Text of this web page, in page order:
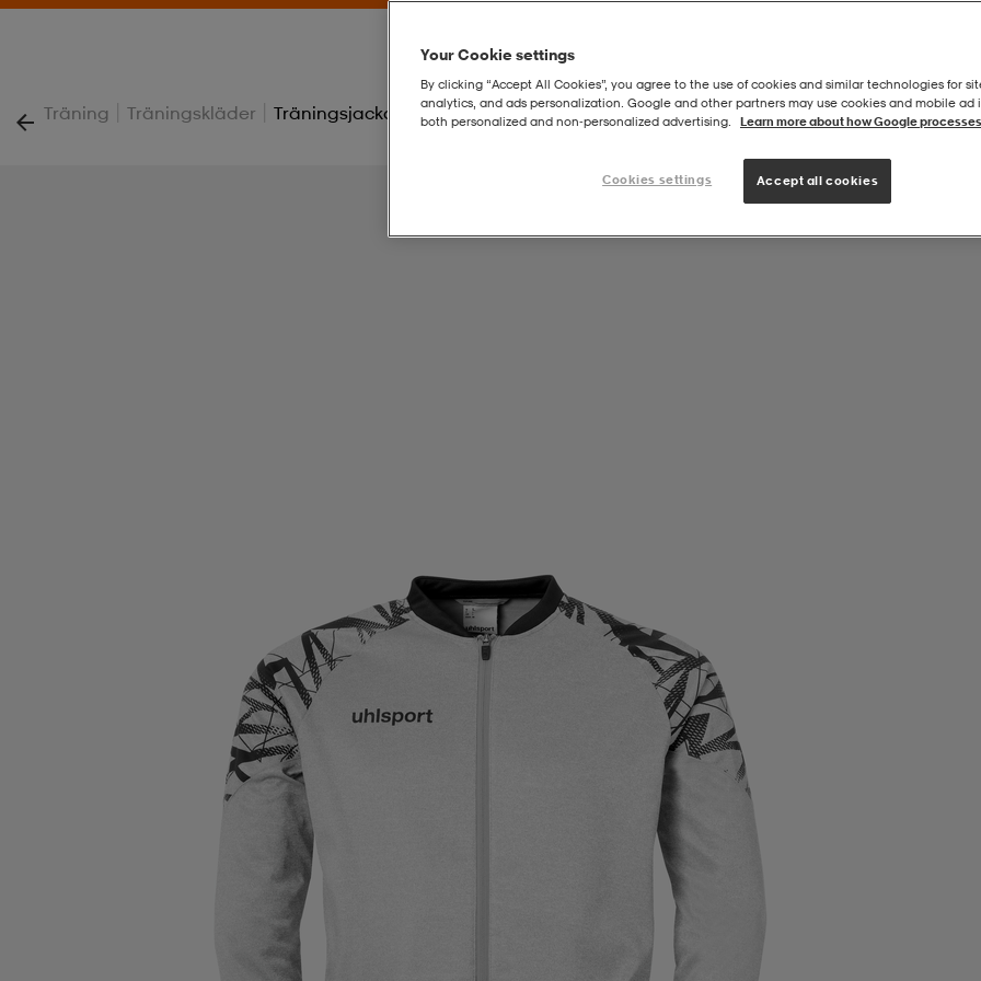
Träning | Träningskläder | Träningsjacka Goal 25 Poly Jacket
Your Cookie settings
By clicking “Accept All Cookies”, you agree to the use of cookies and similar technologies for
analytics, and ads personalization. Google and other partners may use cookies and mobile ad
both personalized and non‑personalized advertising.
Learn more about how Google
Cookies settings Accept all cookies